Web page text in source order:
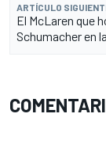
ARTÍCULO
El McLaren que
Schumacher en